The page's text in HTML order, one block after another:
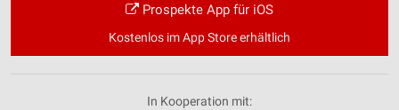
Prospekte App für iOS
Kostenlos im App Store erhältlich
In Kooperation mit: